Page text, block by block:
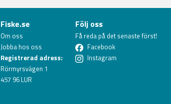
Fiske.se
Om oss
Jobba hos oss
Registrerad adress:
Rörmyrsvägen 1
457 96 LUR
Följ oss
Få reda på det senaste först!
Facebook
Instagram